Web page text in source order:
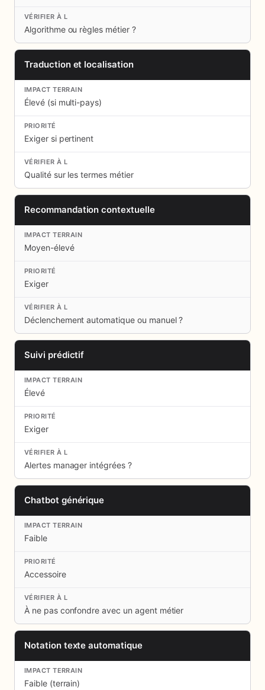
Algorithme ou règles métier ?
Traduction et localisation
Élevé (si multi-pays)
Exiger si pertinent
Qualité sur les termes métier
Recommandation contextuelle
Moyen-élevé
Exiger
Déclenchement automatique ou manuel ?
Suivi prédictif
Élevé
Exiger
Alertes manager intégrées ?
Chatbot générique
Faible
Accessoire
À ne pas confondre avec un agent métier
Notation texte automatique
Faible (terrain)